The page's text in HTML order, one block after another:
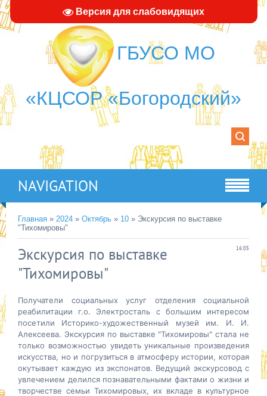
Версия для слабовидящих
ГБУСО МО
«КЦСОР «Богородский»
NAVIGATION
Главная » 2024 » Октябрь » 10 » Экскурсия по выставке
"Тихомировы"
16:05
Экскурсия по выставке
"Тихомировы"
Получатели социальных услуг отделения социальной
реабилитации г.о. Электросталь с большим интересом
посетили Историко-художественный музей им. И. И.
Алексеева. Экскурсия по выставке "Тихомировы" стала не
только возможностью увидеть уникальные произведения
искусства, но и погрузиться в атмосферу истории, которая
окутывает каждую из экспонатов. Ведущий экскурсовод с
увлечением делился познавательными фактами о жизни и
творчестве семьи Тихомировых, их вкладе в культурное